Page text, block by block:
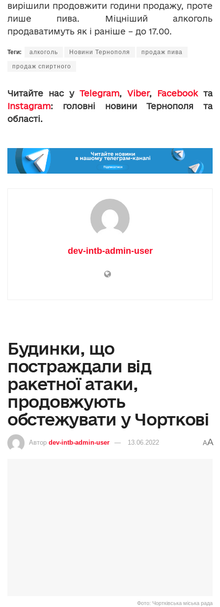
вирішили продовжити години продажу, проте
лише пива. Міцніший алкоголь
продаватимуть як і раніше – до 17.00.
Теги: алкоголь Новини Тернополя продаж пива
продаж спиртного
Читайте нас у Telegram, Viber, Facebookта
Instagram: головні новини Тернополя та
області.
dev-intb-admin-user
Будинки, що
постраждали від
ракетної атаки,
продовжують
обстежувати у Чорткові
Автор dev-intb-admin-user 13.06.2022 AA
Фото: Чортківська міська рада